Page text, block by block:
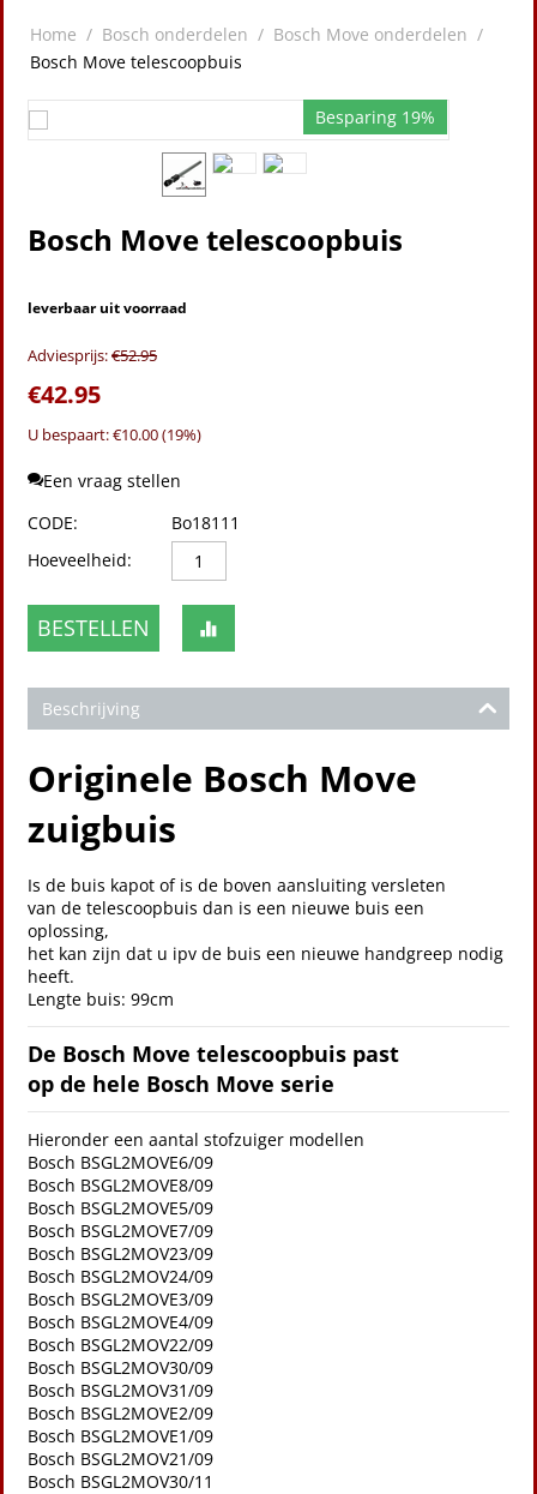
Home / Bosch onderdelen / Bosch Move onderdelen /
Bosch Move telescoopbuis
Besparing 19%
Bosch Move telescoopbuis
leverbaar uit voorraad
Adviesprijs:€52.95
€42.95
U bespaart: €10.00(19%)
Een vraag stellen
CODE:
Bo18111
Hoeveelheid:
BESTELLEN
Beschrijving
Originele Bosch Move
zuigbuis
Is de buis kapot of is de boven aansluiting versleten
van de telescoopbuis dan is een nieuwe buis een
oplossing,
het kan zijn dat u ipv de buis een nieuwe handgreep nodig
heeft.
Lengte buis: 99cm
De Bosch Move telescoopbuis past
op de hele Bosch Move serie
Hieronder een aantal stofzuiger modellen
Bosch BSGL2MOVE6/09
Bosch BSGL2MOVE8/09
Bosch BSGL2MOVE5/09
Bosch BSGL2MOVE7/09
Bosch BSGL2MOV23/09
Bosch BSGL2MOV24/09
Bosch BSGL2MOVE3/09
Bosch BSGL2MOVE4/09
Bosch BSGL2MOV22/09
Bosch BSGL2MOV30/09
Bosch BSGL2MOV31/09
Bosch BSGL2MOVE2/09
Bosch BSGL2MOVE1/09
Bosch BSGL2MOV21/09
Bosch BSGL2MOV30/11